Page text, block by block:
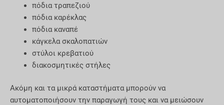
πόδια τραπεζιού
πόδια καρέκλας
πόδια καναπέ
κάγκελα σκαλοπατιών
στύλοι κρεβατιού
διακοσμητικές στήλες
Ακόμη και τα μικρά καταστήματα μπορούν να
αυτοματοποιήσουν την παραγωγή τους και να μειώσουν